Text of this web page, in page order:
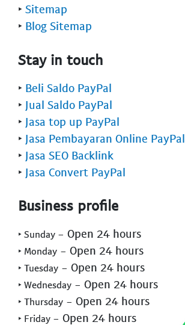
‣ Sitemap
‣ Blog Sitemap
Stay in touch
‣ Beli Saldo PayPal
‣ Jual Saldo PayPal
‣ Jasa top up PayPal
‣ Jasa Pembayaran Online PayPal
‣ Jasa SEO Backlink
‣ Jasa Convert PayPal
Business profile
‣ Sunday - Open 24 hours
‣ Monday - Open 24 hours
‣ Tuesday - Open 24 hours
‣ Wednesday - Open 24 hours
‣ Thursday - Open 24 hours
‣ Friday - Open 24 hours